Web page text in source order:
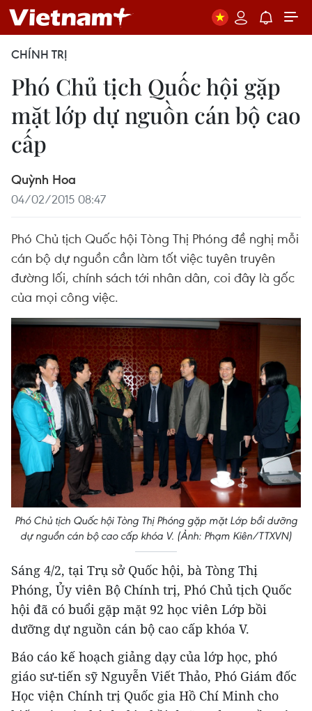
CHÍNH TRỊ
Phó Chủ tịch Quốc hội gặp
mặt lớp dự nguồn cán bộ cao
cấp
Quỳnh Hoa
04/02/2015 08:47
Phó Chủ tịch Quốc hội Tòng Thị Phóng đề nghị mỗi
cán bộ dự nguồn cần làm tốt việc tuyên truyên
đường lối, chính sách tới nhân dân, coi đây là gốc
của mọi công việc.
Phó Chủ tịch Quốc hội Tòng Thị Phóng gặp mặt Lớp bồi dưỡng
dự nguồn cán bộ cao cấp khóa V. (Ảnh: Phạm Kiên/TTXVN)
Sáng 4/2, tại Trụ sở Quốc hội, bà Tòng Thị
Phóng, Ủy viên Bộ Chính trị, Phó Chủ tịch Quốc
hội đã có buổi gặp mặt 92 học viên Lớp bồi
dưỡng dự nguồn cán bộ cao cấp khóa V.
Báo cáo kế hoạch giảng dạy của lớp học, phó
giáo sư-tiến sỹ Nguyễn Viết Thảo, Phó Giám đốc
Học viện Chính trị Quốc gia Hồ Chí Minh cho